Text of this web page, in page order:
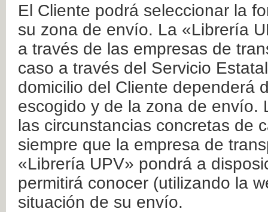
El Cliente podrá seleccionar la
su zona de envío. La «Librería
a través de las empresas de
caso a través del Servicio
domicilio del Cliente dependerá
escogido y de la zona de envío.
las circunstancias concretas de
siempre que la empresa de
«Librería UPV» pondrá a
permitirá conocer (utilizando la
situación de su envío.